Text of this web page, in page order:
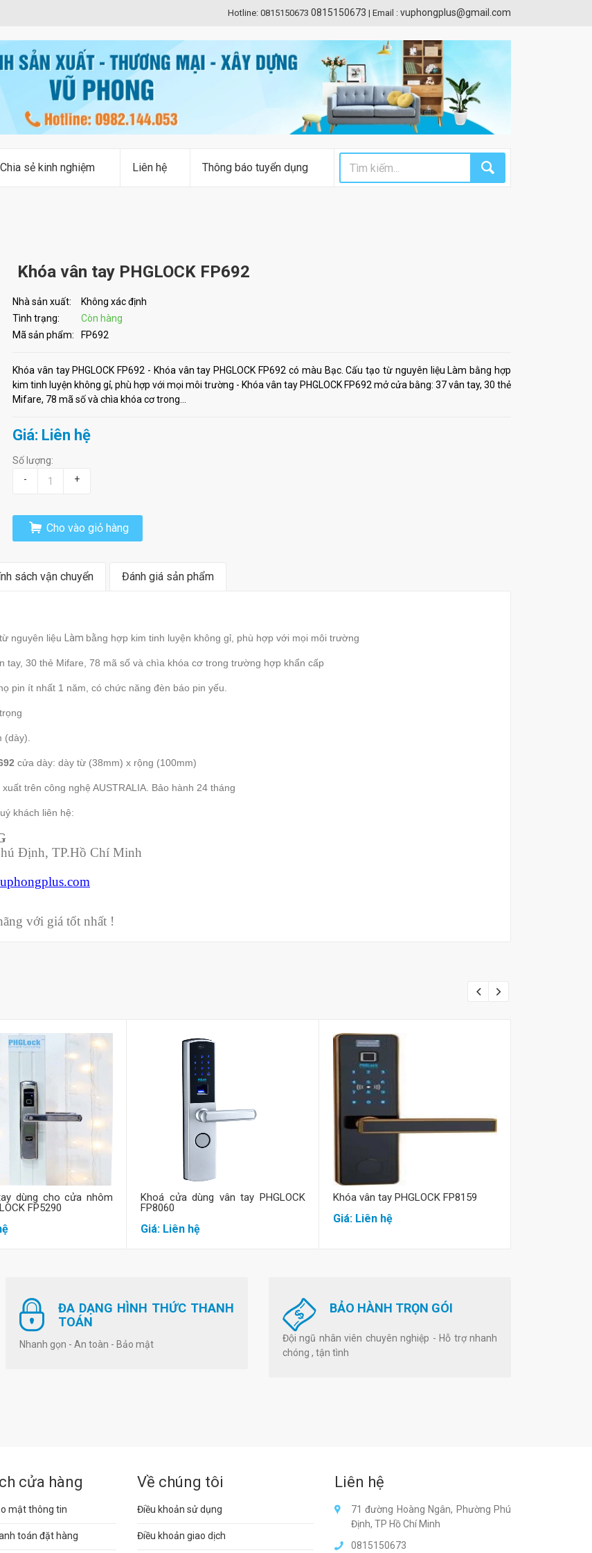
Hotline: 0815150673 0815150673 | Email : vuphongplus@gmail.com
Chia sẻ kinh nghiệm Liên hệ Thông báo tuyển dụng
Khóa vân tay PHGLOCK FP692
Nhà sản xuất:
Không xác định
Tình trạng:
Còn hàng
Mã sản phẩm:
FP692
Khóa vân tay PHGLOCK FP692 - Khóa vân tay PHGLOCK FP692 có màu Bạc. Cấu tạo từ nguyên liệu Làm bằng hợp
kim tinh luyện không gỉ, phù hợp với mọi môi trường - Khóa vân tay PHGLOCK FP692 mở cửa bằng: 37 vân tay, 30 thẻ
Mifare, 78 mã số và chìa khóa cơ trong...
Giá: Liên hệ
Số lượng:
-
+
Cho vào giỏ hàng
sách vận chuyển Đánh giá sản phẩm
nguyên liệu Làm bằng hợp kim tinh luyện không gỉ, phù hợp với mọi môi trường
tay, 30 thẻ Mifare, 78 mã số và chìa khóa cơ trong trường hợp khẩn cấp
pin ít nhất 1 năm, có chức năng đèn báo pin yếu.
(dày).
cửa dày: dày từ (38mm) x rộng (100mm)
trên công nghệ AUSTRALIA. Bảo hành 24 tháng
khách liên hệ:
Định, TP.Hồ Chí Minh
với giá tốt nhất !
Mua hàng
dùng cho cửa nhôm
FP5290
Mua hàng
Khoá cửa dùng vân tay PHGLOCK
FP8060
Giá: Liên hệ
Khóa vân tay PHGLOCK FP8159
Giá: Liên hệ
ĐA DẠNG HÌNH THỨC THANH
TOÁN
Nhanh gọn - An toàn - Bảo mật
BẢO HÀNH TRỌN GÓI
Đội ngũ nhân viên chuyên nghiệp - Hỗ trợ nhanh
chóng , tận tình
cửa hàng
mật thông tin
toán đặt hàng
Về chúng tôi
Điều khoản sử dụng
Điều khoản giao dịch
Liên hệ
71 đường Hoàng Ngân, Phường Phú
Định, TP Hồ Chí Minh
0815150673